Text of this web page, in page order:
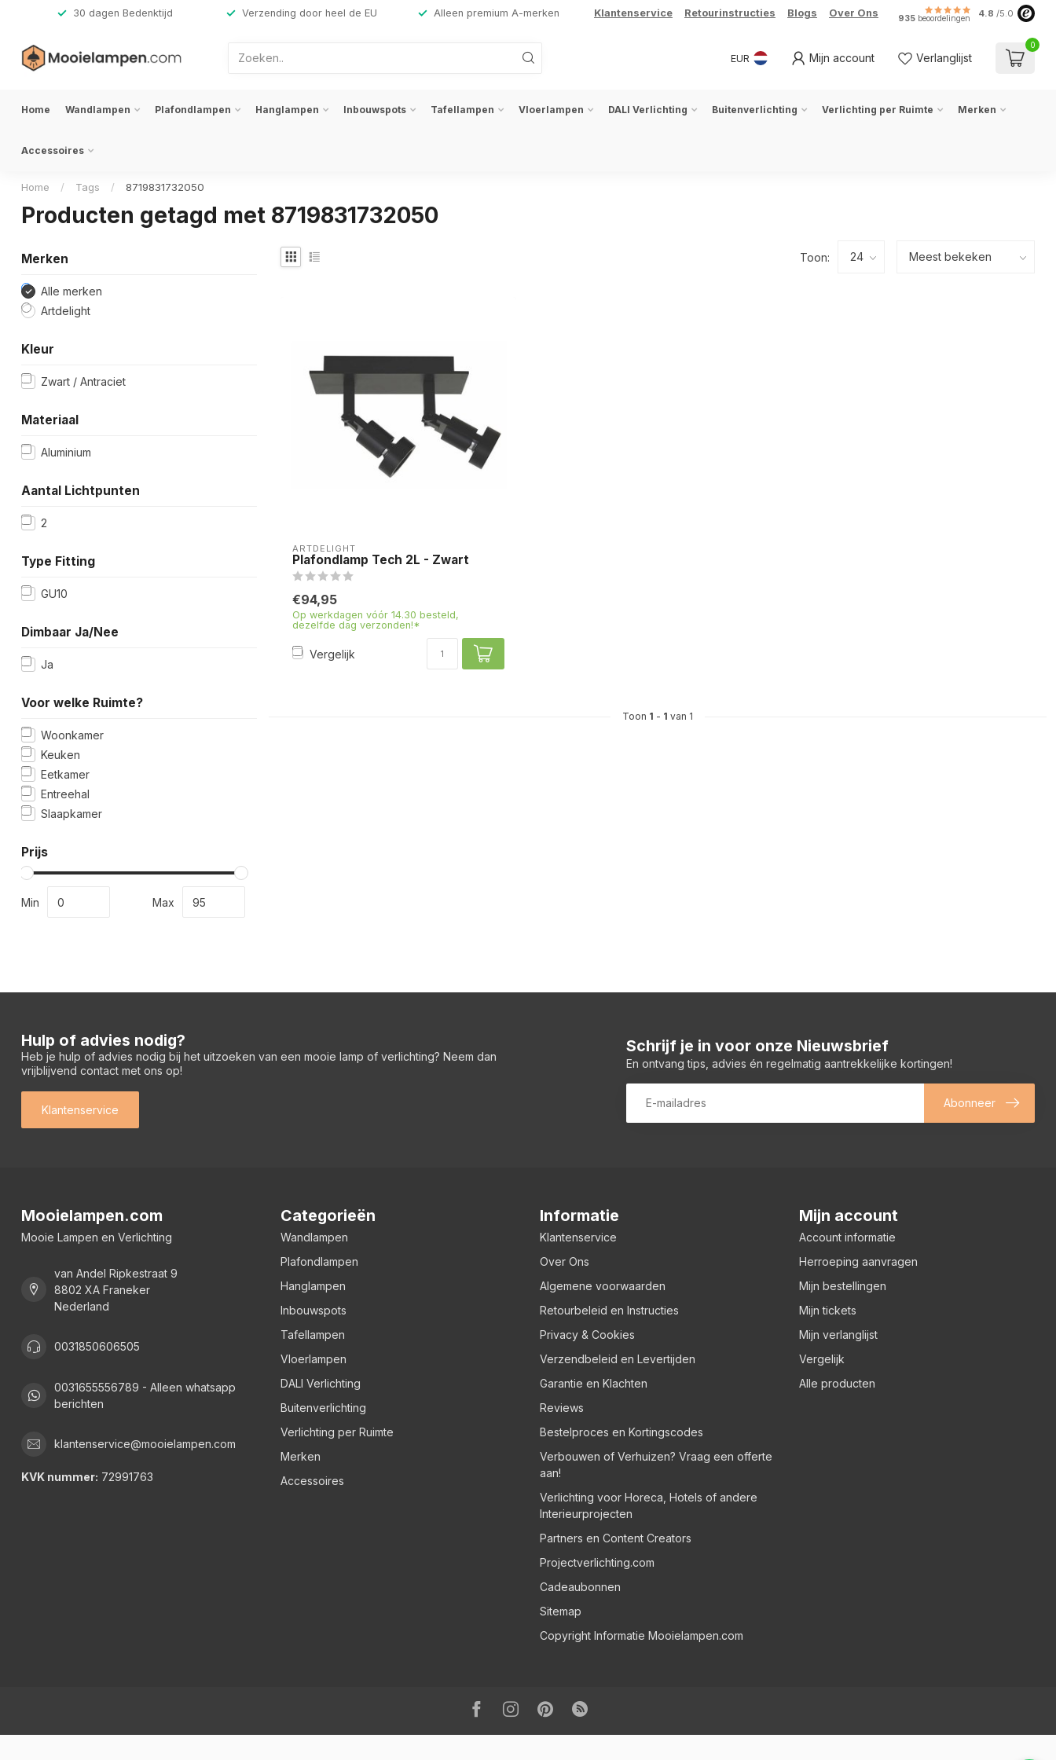
30 dagen Bedenktijd Verzending door heel de EU Alleen premium A-merken Klantenservice Retourinstructies Blogs Over Ons 935 beoordelingen 4.8 /5.0
EUR Mijn account Verlanglijst
0
Home Wandlampen Plafondlampen Hanglampen Inbouwspots Tafellampen Vloerlampen DALI Verlichting Buitenverlichting Verlichting per Ruimte Merken
Accessoires
Home / Tags / 8719831732050
Producten getagd met 8719831732050
Merken
Alle merken
Artdelight
Kleur
Zwart / Antraciet
Materiaal
Aluminium
Aantal Lichtpunten
2
Type Fitting
GU10
Dimbaar Ja/Nee
Ja
Voor welke Ruimte?
Woonkamer
Keuken
Eetkamer
Entreehal
Slaapkamer
Prijs
Min Max
Toon:
ARTDELIGHT
Plafondlamp Tech 2L - Zwart
€94,95
Op werkdagen vóór 14.30 besteld,
dezelfde dag verzonden!*
Vergelijk
Toon 1 - 1 van 1
Hulp of advies nodig?
Heb je hulp of advies nodig bij het uitzoeken van een mooie lamp of verlichting? Neem dan
vrijblijvend contact met ons op!
Klantenservice
Schrijf je in voor onze Nieuwsbrief
En ontvang tips, advies én regelmatig aantrekkelijke kortingen!
Abonneer
Mooielampen.com
Mooie Lampen en Verlichting
van Andel Ripkestraat 9
8802 XA Franeker
Nederland
0031850606505
0031655556789 - Alleen whatsapp
berichten
klantenservice@mooielampen.com
KVK nummer: 72991763
Categorieën
Wandlampen
Plafondlampen
Hanglampen
Inbouwspots
Tafellampen
Vloerlampen
DALI Verlichting
Buitenverlichting
Verlichting per Ruimte
Merken
Accessoires
Informatie
Klantenservice
Over Ons
Algemene voorwaarden
Retourbeleid en Instructies
Privacy & Cookies
Verzendbeleid en Levertijden
Garantie en Klachten
Reviews
Bestelproces en Kortingscodes
Verbouwen of Verhuizen? Vraag een offerte
aan!
Verlichting voor Horeca, Hotels of andere
Interieurprojecten
Partners en Content Creators
Projectverlichting.com
Cadeaubonnen
Sitemap
Copyright Informatie Mooielampen.com
Mijn account
Account informatie
Herroeping aanvragen
Mijn bestellingen
Mijn tickets
Mijn verlanglijst
Vergelijk
Alle producten